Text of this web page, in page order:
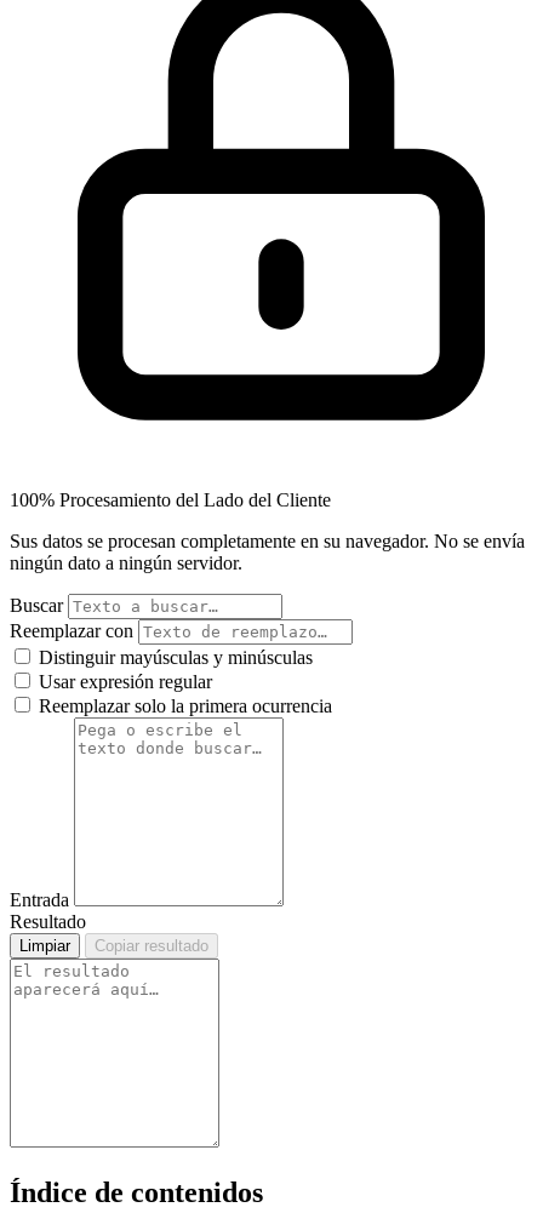
100% Procesamiento del Lado del Cliente
Sus datos se procesan completamente en su navegador. No se envía
ningún dato a ningún servidor.
Buscar
Reemplazar con
Distinguir mayúsculas y minúsculas
Usar expresión regular
Reemplazar solo la primera ocurrencia
Entrada
Resultado
Limpiar Copiar resultado
Índice de contenidos